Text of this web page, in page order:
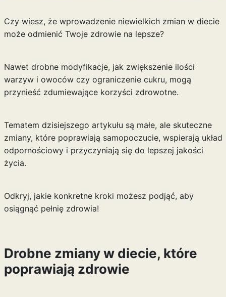
Czy wiesz, że wprowadzenie niewielkich zmian w diecie
może odmienić Twoje zdrowie na lepsze?
Nawet drobne modyfikacje, jak zwiększenie ilości
warzyw i owoców czy ograniczenie cukru, mogą
przynieść zdumiewające korzyści zdrowotne.
Tematem dzisiejszego artykułu są małe, ale skuteczne
zmiany, które poprawiają samopoczucie, wspierają układ
odpornościowy i przyczyniają się do lepszej jakości
życia.
Odkryj, jakie konkretne kroki możesz podjąć, aby
osiągnąć pełnię zdrowia!
Drobne zmiany w diecie, które
poprawiają zdrowie